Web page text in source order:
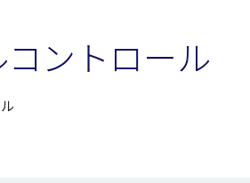
ントロール